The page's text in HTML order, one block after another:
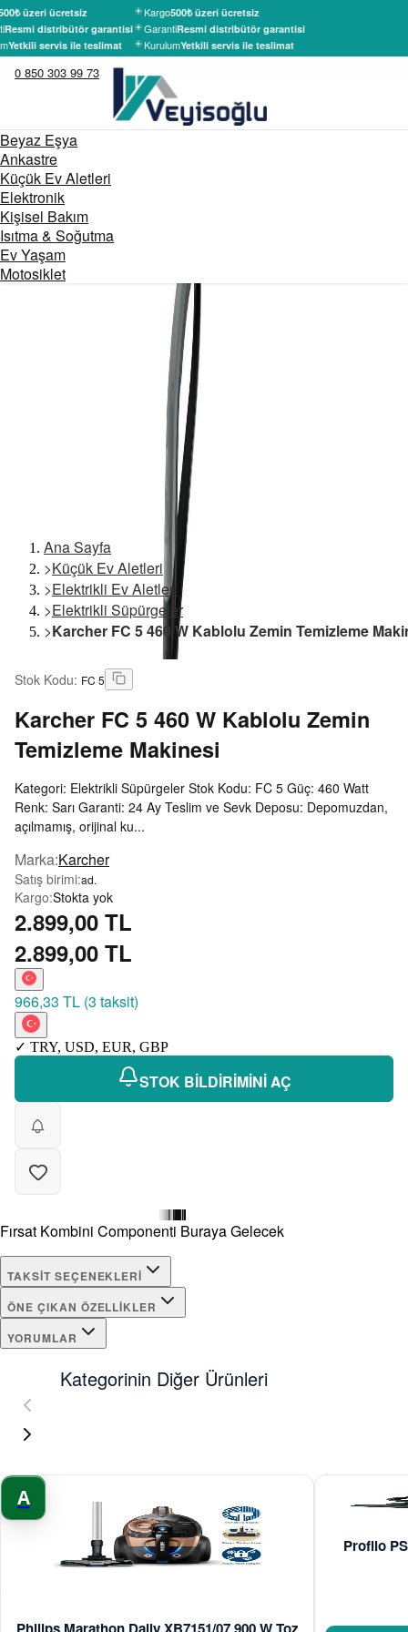
üzeri ücretsiz
Resmi distribütör garantisi
Yetkili servis ile teslimat
Kargo500₺ üzeri ücretsiz
GarantiResmi distribütör garantisi
KurulumYetkili servis ile teslimat
0 850 303 99 73
Beyaz Eşya
Ankastre
Küçük Ev Aletleri
Elektronik
Kişisel Bakım
Isıtma & Soğutma
Ev Yaşam
Motosiklet
Ana Sayfa
>Küçük Ev Aletleri
>Elektrikli Ev Aletleri
>Elektrikli Süpürgeler
>Karcher FC 5 460 W Kablolu Zemin Temizleme
Stok Kodu: FC 5
Karcher FC 5 460 W Kablolu Zemin
Temizleme Makinesi
Kategori: Elektrikli Süpürgeler Stok Kodu: FC 5 Güç: 460 Watt
Renk: Sarı Garanti: 24 Ay Teslim ve Sevk Deposu: Depomuzdan,
açılmamış, orijinal ku...
Marka:Karcher
Satış birimi:ad.
Kargo:Stokta yok
2.899,00 TL
2.899,00 TL
966,33 TL (3 taksit)
✓ TRY, USD, EUR, GBP
STOK BİLDİRİMİNİ AÇ
Fırsat Kombini Componenti Buraya Gelecek
TAKSIT SEÇENEKLERI
ÖNE ÇIKAN ÖZELLIKLER
YORUMLAR
Kategorinin Diğer Ürünleri
A
Profilo